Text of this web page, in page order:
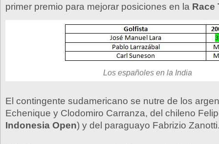
primer premio para mejorar posiciones en la Race
Los españoles en la India
El contingente sudamericano se nutre de los
Echenique y Clodomiro Carranza, del chileno
Indonesia Open) y del paraguayo Fabrizio